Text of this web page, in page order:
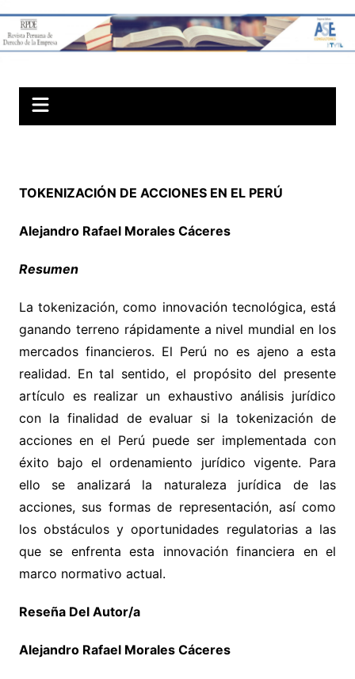
content
Revista Peruana
Societarios
TOKENIZACIÓN DE ACCIONES EN EL PERÚ
Alejandro Rafael Morales Cáceres
Resumen
La tokenización, como innovación tecnológica, está
ganando terreno rápidamente a nivel mundial en los
mercados financieros. El Perú no es ajeno a esta
realidad. En tal sentido, el propósito del presente
artículo es realizar un exhaustivo análisis jurídico
con la finalidad de evaluar si la tokenización de
acciones en el Perú puede ser implementada con
éxito bajo el ordenamiento jurídico vigente. Para
ello se analizará la naturaleza jurídica de las
acciones, sus formas de representación, así como
los obstáculos y oportunidades regulatorias a las
que se enfrenta esta innovación financiera en el
marco normativo actual.
Reseña Del Autor/a
Alejandro Rafael Morales Cáceres